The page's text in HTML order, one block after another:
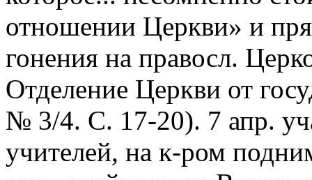
отношении Церкви» и
гонения на правосл.
Отделение Церкви от
№ 3/4. С. 17-20). 7 апр.
учителей, на к-ром